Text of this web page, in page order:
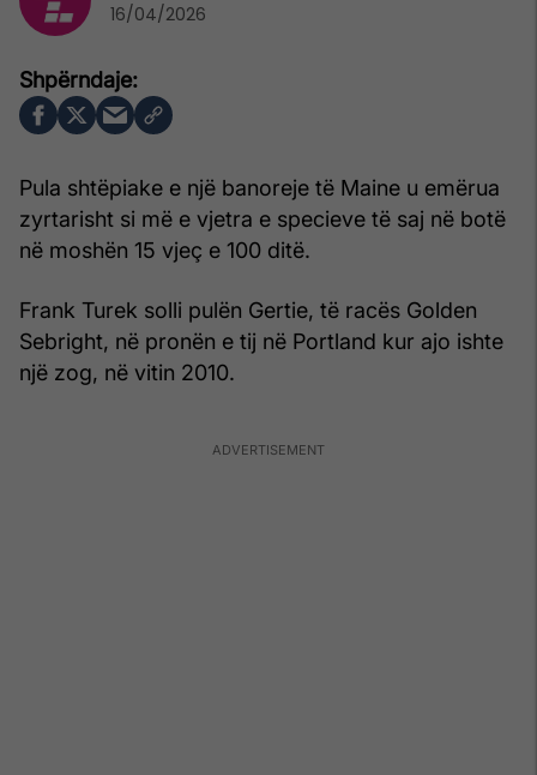
Pula shtëpiake e një banoreje të Maine u emërua
zyrtarisht si më e vjetra e specieve të saj në botë
në moshën 15 vjeç e 100 ditë.
Frank Turek solli pulën Gertie, të racës Golden
Sebright, në pronën e tij në Portland kur ajo ishte
një zog, në vitin 2010.
16/04/2026